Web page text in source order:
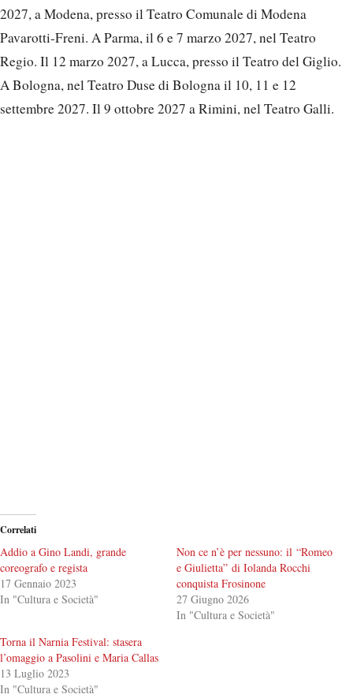
2027, a Modena, presso il Teatro Comunale di Modena
Pavarotti-Freni. A Parma, il 6 e 7 marzo 2027, nel Teatro
Regio. Il 12 marzo 2027, a Lucca, presso il Teatro del Giglio.
A Bologna, nel Teatro Duse di Bologna il 10, 11 e 12
settembre 2027. Il 9 ottobre 2027 a Rimini, nel Teatro Galli.
Correlati
Addio a Gino Landi, grande
coreografo e regista
17 Gennaio 2023
In "Cultura e Società"
Non ce n’è per nessuno: il “Romeo
e Giulietta” di Iolanda Rocchi
conquista Frosinone
27 Giugno 2026
In "Cultura e Società"
Torna il Narnia Festival: stasera
l’omaggio a Pasolini e Maria Callas
13 Luglio 2023
In "Cultura e Società"